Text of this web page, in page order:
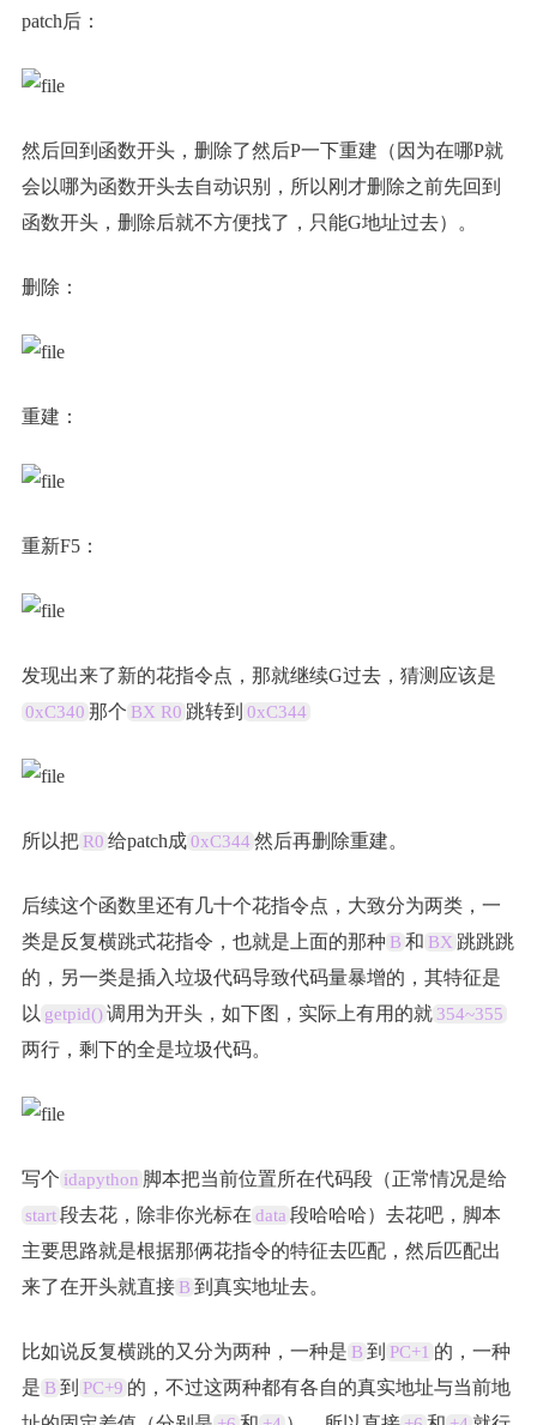
patch后：
然后回到函数开头，删除了然后P一下重建（因为在哪P就
会以哪为函数开头去自动识别，所以刚才删除之前先回到
函数开头，删除后就不方便找了，只能G地址过去）。
删除：
重建：
重新F5：
发现出来了新的花指令点，那就继续G过去，猜测应该是
0xC340 那个 BX R0 跳转到 0xC344
所以把 R0 给patch成0xC344 然后再删除重建。
后续这个函数里还有几十个花指令点，大致分为两类，一
类是反复横跳式花指令，也就是上面的那种 B 和 BX 跳跳跳
的，另一类是插入垃圾代码导致代码量暴增的，其特征是
以 getpid()调用为开头，如下图，实际上有用的就 354~355
两行，剩下的全是垃圾代码。
写个 idapython 脚本把当前位置所在代码段（正常情况是给
start段去花，除非你光标在 data 段哈哈哈）去花吧，脚本
主要思路就是根据那俩花指令的特征去匹配，然后匹配出
来了在开头就直接 B 到真实地址去。
比如说反复横跳的又分为两种，一种是 B 到 PC+1 的，一种
是 B 到 PC+9 的，不过这两种都有各自的真实地址与当前地